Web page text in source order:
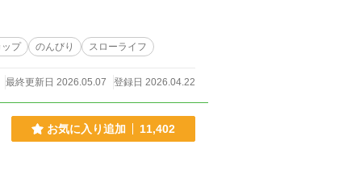
プ のんびり スローライフ
最終更新日 2026.05.07 登録日 2026.04.22
お気に入り追加 11,402